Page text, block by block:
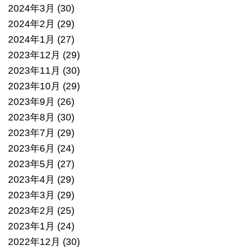
2024年3月 (30)
2024年2月 (29)
2024年1月 (27)
2023年12月 (29)
2023年11月 (30)
2023年10月 (29)
2023年9月 (26)
2023年8月 (30)
2023年7月 (29)
2023年6月 (24)
2023年5月 (27)
2023年4月 (29)
2023年3月 (29)
2023年2月 (25)
2023年1月 (24)
2022年12月 (30)